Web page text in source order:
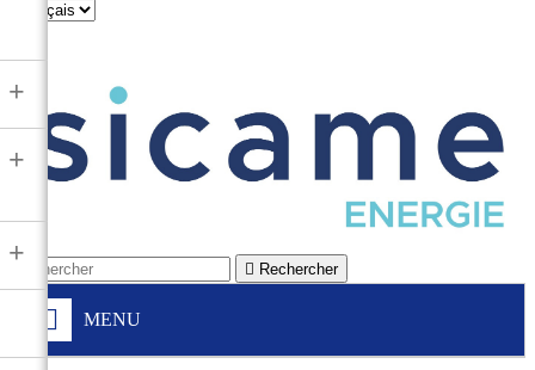
 Rechercher
MENU
+
+
+